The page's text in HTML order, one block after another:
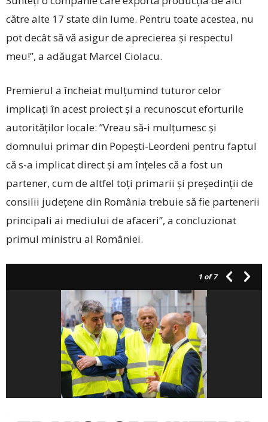
către alte 17 state din lume. Pentru toate acestea, nu
pot decât să vă asigur de aprecierea și respectul
meu!”, a adăugat Marcel Ciolacu.
Premierul a încheiat mulțumind tuturor celor
implicați în acest proiect și a recunoscut eforturile
autorităților locale: ”Vreau să-i mulțumesc și
domnului primar din Popești-Leordeni pentru faptul
că s-a implicat direct și am înțeles că a fost un
partener, cum de altfel toți primarii și președinții de
consilii județene din România trebuie să fie partenerii
principali ai mediului de afaceri”, a concluzionat
primul ministru al României.
1 of 7